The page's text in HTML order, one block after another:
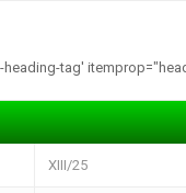
heading-tag'
XIII/25